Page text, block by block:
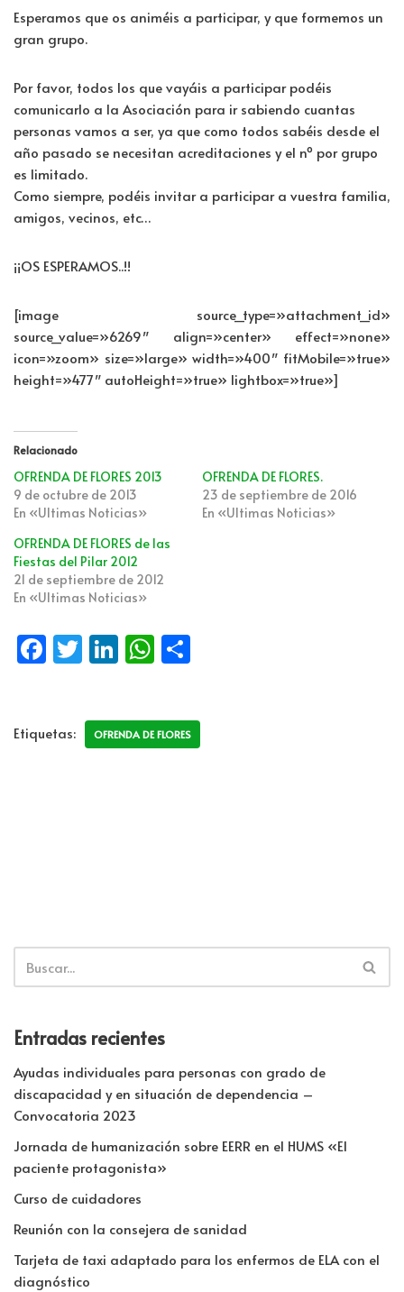
Esperamos que os animéis a participar, y que formemos un
gran grupo.
Por favor, todos los que vayáis a participar podéis
comunicarlo a la Asociación para ir sabiendo cuantas
personas vamos a ser, ya que como todos sabéis desde el
año pasado se necesitan acreditaciones y el nº por grupo
es limitado.
Como siempre, podéis invitar a participar a vuestra familia,
amigos, vecinos, etc…
¡¡OS ESPERAMOS..!!
[image source_type=»attachment_id»
source_value=»6269″ align=»center» effect=»none»
icon=»zoom» size=»large» width=»400″ fitMobile=»true»
height=»477″ autoHeight=»true» lightbox=»true»]
Relacionado
OFRENDA DE FLORES 2013
9 de octubre de 2013
En «Ultimas Noticias»
OFRENDA DE FLORES.
23 de septiembre de 2016
En «Ultimas Noticias»
OFRENDA DE FLORES de las
Fiestas del Pilar 2012
21 de septiembre de 2012
En «Ultimas Noticias»
Fa
o
T
er
Li
e
W
s p
Etiquetas: OFRENDA DE FLORES
Entradas recientes
Ayudas individuales para personas con grado de
discapacidad y en situación de dependencia –
Convocatoria 2023
Jornada de humanización sobre EERR en el HUMS «El
paciente protagonista»
Curso de cuidadores
Reunión con la consejera de sanidad
Tarjeta de taxi adaptado para los enfermos de ELA con el
diagnóstico